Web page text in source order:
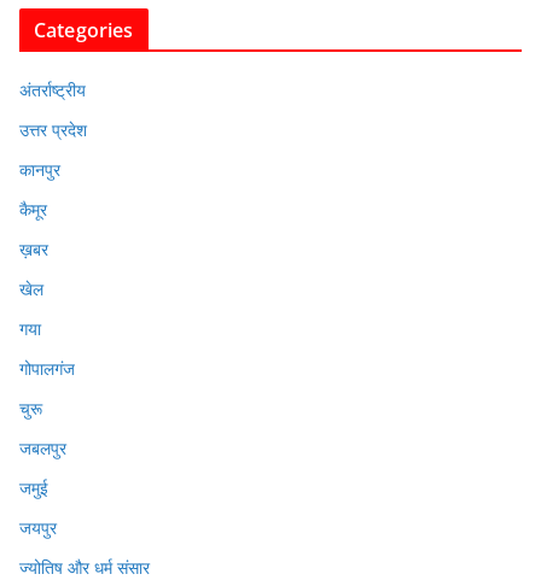
Categories
अंतर्राष्ट्रीय
उत्तर प्रदेश
कानपुर
कैमूर
ख़बर
खेल
गया
गोपालगंज
चुरू
जबलपुर
जमुई
जयपुर
ज्योतिष और धर्म संसार